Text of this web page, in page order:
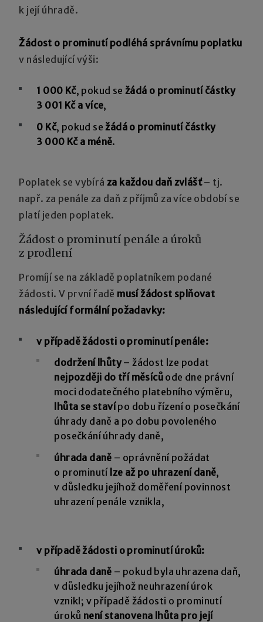
k její úhradě.
Žádost o prominutí podléhá správnímu poplatku
v následující výši:
1 000 Kč, pokud sežádá o prominutí částky
3 001 Kč a více,
0 Kč, pokud sežádá o prominutí částky
3 000 Kč a méně.
Poplatek se vybíráza každou daň zvlášť– tj.
např. za penále za daň z příjmů za více období se
platí jeden poplatek.
Žádost o prominutí penále a úroků
z prodlení
Promíjí se na základě poplatníkem podané
žádosti. V první řadě musí žádost splňovat
následující formální požadavky:
v případě žádosti o prominutí penále:
dodržení lhůty– žádost lze podat
nejpozději do tří měsíců ode dne právní
moci dodatečného platebního výměru,
lhůta se stavípo dobu řízení o posečkání
úhrady daně a po dobu povoleného
posečkání úhrady daně,
úhrada daně – oprávnění požádat
o prominutí lze až po uhrazení daně,
v důsledku jejíhož doměření povinnost
uhrazení penále vznikla,
v případě žádosti o prominutí úroků:
úhrada daně – pokud byla uhrazena daň,
v důsledku jejíhož neuhrazení úrok
vznikl; v případě žádosti o prominutí
úroků není stanovena lhůta pro její